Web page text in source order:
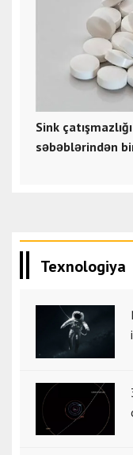
Sink
səbəblərindən
Texnologiya